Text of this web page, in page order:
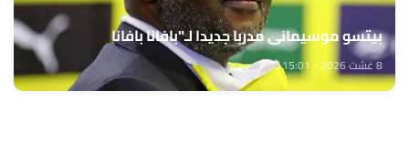
بيتسو موسيماني مدربا جديدا لـ"بافانا بافانا
8 غشت 2026 - 15:01